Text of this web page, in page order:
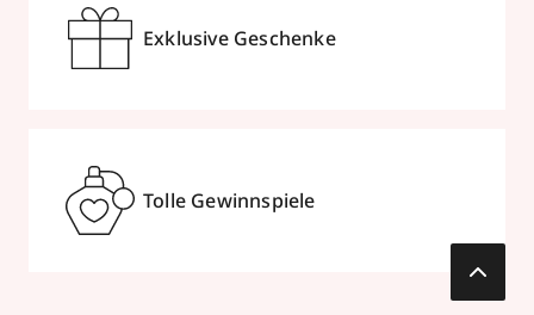
Exklusive Geschenke
Tolle Gewinnspiele